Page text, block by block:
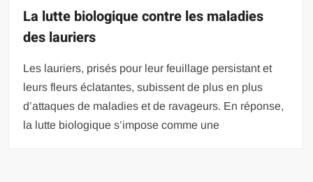
La lutte biologique contre les maladies
des lauriers
Les lauriers, prisés pour leur feuillage persistant et
leurs fleurs éclatantes, subissent de plus en plus
d’attaques de maladies et de ravageurs. En réponse,
la lutte biologique s’impose comme une